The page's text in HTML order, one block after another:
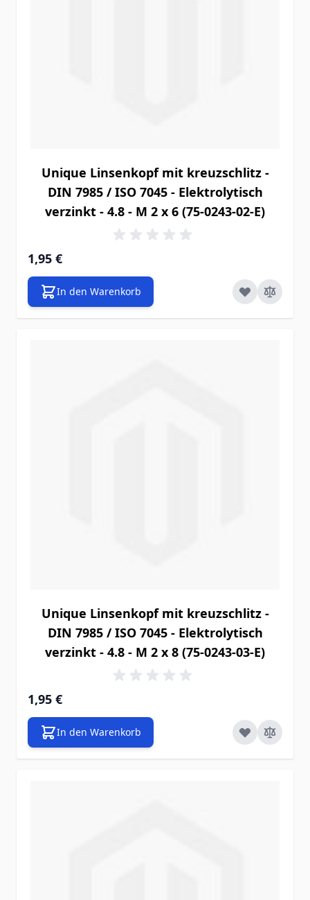
Unique Linsenkopf mit kreuzschlitz -
DIN 7985 / ISO 7045 - Elektrolytisch
verzinkt - 4.8 - M 2 x 6 (75-0243-02-E)
1,95 €
In den Warenkorb
Unique Linsenkopf mit kreuzschlitz -
DIN 7985 / ISO 7045 - Elektrolytisch
verzinkt - 4.8 - M 2 x 8 (75-0243-03-E)
1,95 €
In den Warenkorb